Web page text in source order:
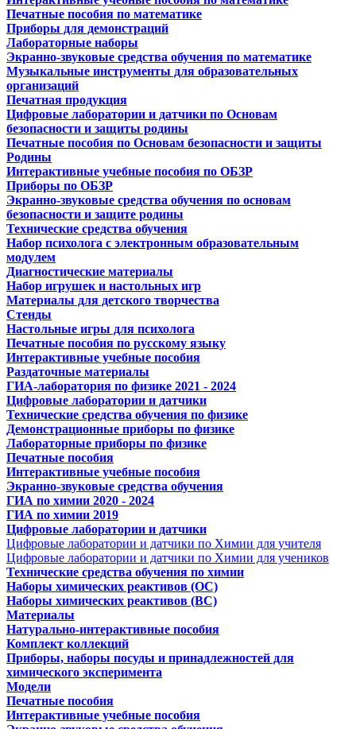
Печатные пособия по математике
Приборы для демонстраций
Лабораторные наборы
Экранно-звуковые средства обучения по математике
Музыкальные инструменты для образовательных
организаций
Печатная продукция
Цифровые лаборатории и датчики по Основам
безопасности и защиты родины
Печатные пособия по Основам безопасности и защиты
Родины
Интерактивные учебные пособия по ОБЗР
Приборы по ОБЗР
Экранно-звуковые средства обучения по основам
безопасности и защите родины
Технические средства обучения
Набор психолога с электронным образовательным
модулем
Диагностические материалы
Набор игрушек и настольных игр
Материалы для детского творчества
Стенды
Настольные игры для психолога
Печатные пособия по русскому языку
Интерактивные учебные пособия
Раздаточные материалы
ГИА-лаборатория по физике 2021 - 2024
Цифровые лаборатории и датчики
Технические средства обучения по физике
Демонстрационные приборы по физике
Лабораторные приборы по физике
Печатные пособия
Интерактивные учебные пособия
Экранно-звуковые средства обучения
ГИА по химии 2020 - 2024
ГИА по химии 2019
Цифровые лаборатории и датчики
Цифровые лаборатории и датчики по Химии для учителя
Цифровые лаборатории и датчики по Химии для учеников
Технические средства обучения по химии
Наборы химических реактивов (ОС)
Наборы химических реактивов (ВС)
Материалы
Натурально-интерактивные пособия
Комплект коллекций
Приборы, наборы посуды и принадлежностей для
химического эксперимента
Модели
Печатные пособия
Интерактивные учебные пособия